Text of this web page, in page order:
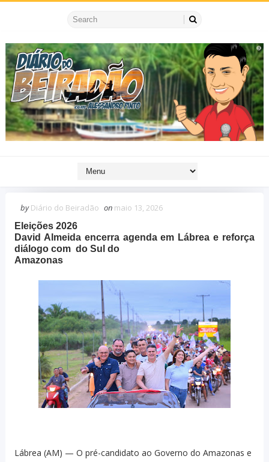
by Diário do Beiradão on maio 13, 2026
Eleições 2026
David Almeida encerra agenda em Lábrea e reforça
diálogo com do Sul do
Amazonas
Lábrea (AM) — O pré-candidato ao Governo do Amazonas e